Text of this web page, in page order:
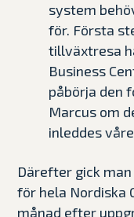
system
för. Första
tillväxtresa
Business
påbörja den
Marcus om
inleddes
Därefter gick
för hela Nordiska
månad efter